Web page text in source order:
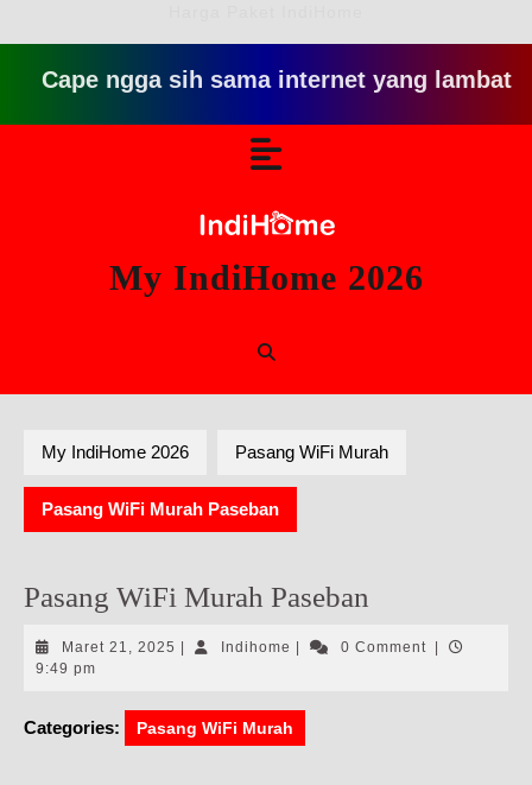
ngga sih sama internet yang lambat gitu
My IndiHome 2026
My IndiHome 2026 Pasang WiFi Murah
Pasang WiFi Murah Paseban
Pasang WiFi Murah Paseban
Maret 21, 2025 Maret
Indihome Indihome0 Comment
9:49 pm
Categories: Pasang WiFi Murah